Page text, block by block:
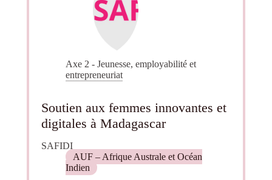
Axe 2 - Jeunesse, employabilité et
entrepreneuriat
Soutien aux femmes innovantes et
digitales à Madagascar
SAFIDI
AUF – Afrique Australe et Océan
Indien